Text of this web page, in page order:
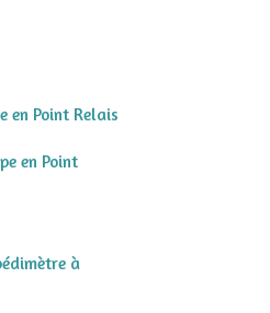
en Point Relais
en Point
à